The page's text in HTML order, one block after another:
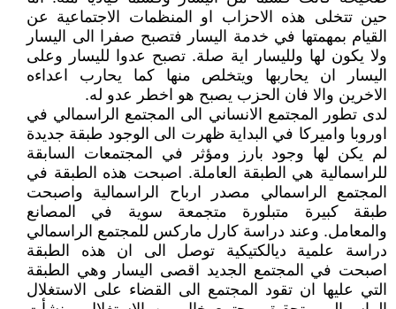
حين تتخلى هذه الاحزاب او المنظمات الاجتماعية عن
القيام بمهمتها في خدمة اليسار فتصبح صفرا الى اليسار
ولا يكون لها ولليسار اية صلة. تصبح عدوا لليسار وعلى
اليسار ان يحاربها ويتخلص منها كما يحارب اعداءه
الاخرين والا فان الحزب يصبح هو اخطر عدو له.
لدى تطور المجتمع الانساني الى المجتمع الراسمالي في
اوروبا واميركا في البداية ظهرت الى الوجود طبقة جديدة
لم يكن لها وجود بارز ومؤثر في المجتمعات السابقة
للراسمالية هي الطبقة العاملة. اصبحت هذه الطبقة في
المجتمع الراسمالي مصدر ارباح الراسمالية واصبحت
طبقة كبيرة متبلورة متجمعة سوية في المصانع
والمعامل. وعند دراسة كارل ماركس للمجتمع الراسمالي
دراسة علمية ديالكتيكية توصل الى ان هذه الطبقة
اصبحت في المجتمع الجديد اقصى اليسار وهي الطبقة
التي عليها ان تقود المجتمع الى القضاء على الاستغلال